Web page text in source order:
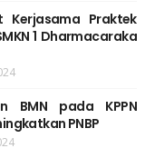
Kerjasama Praktek
1 Dharmacaraka
BMN pada KPPN
PNBP